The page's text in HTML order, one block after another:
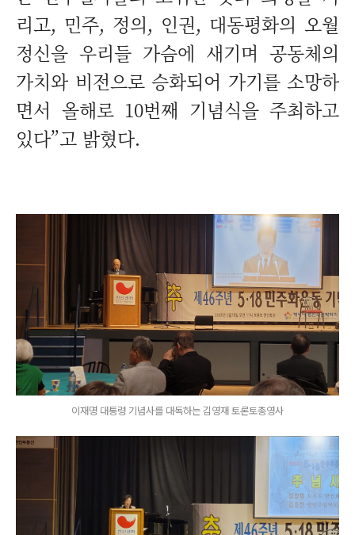
리고, 민주, 정의, 인권, 대동평화의 오월
정신을 우리들 가슴에 새기며 공동체의
가치와 비전으로 승화되어 가기를 소망하
면서 올해로 10번째 기념식을 주최하고
있다”고 밝혔다.
이재명 대통령 기념사를 대독하는 김영재 토론토총영사